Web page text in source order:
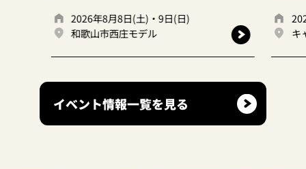
2026年8月8日(土)・9日(日)
和歌山市西庄モデル
2026
キャン
イベント情報一覧を見る